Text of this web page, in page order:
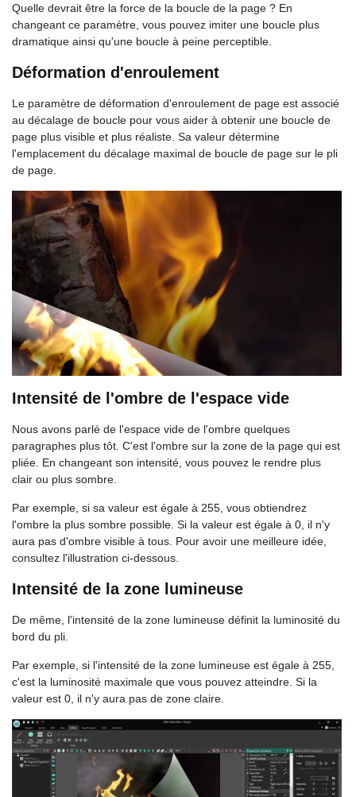
Quelle devrait être la force de la boucle de la page ? En
changeant ce paramètre, vous pouvez imiter une boucle plus
dramatique ainsi qu'une boucle à peine perceptible.
Déformation d'enroulement
Le paramètre de déformation d'enroulement de page est associé
au décalage de boucle pour vous aider à obtenir une boucle de
page plus visible et plus réaliste. Sa valeur détermine
l'emplacement du décalage maximal de boucle de page sur le pli
de page.
Intensité de l'ombre de l'espace vide
Nous avons parlé de l'espace vide de l'ombre quelques
paragraphes plus tôt. C'est l'ombre sur la zone de la page qui est
pliée. En changeant son intensité, vous pouvez le rendre plus
clair ou plus sombre.
Par exemple, si sa valeur est égale à 255, vous obtiendrez
l'ombre la plus sombre possible. Si la valeur est égale à 0, il n'y
aura pas d'ombre visible à tous. Pour avoir une meilleure idée,
consultez l'illustration ci-dessous.
Intensité de la zone lumineuse
De même, l'intensité de la zone lumineuse définit la luminosité du
bord du pli.
Par exemple, si l'intensité de la zone lumineuse est égale à 255,
c'est la luminosité maximale que vous pouvez atteindre. Si la
valeur est 0, il n'y aura pas de zone claire.